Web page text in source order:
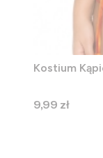
Kostium
Cena
9,99 zł